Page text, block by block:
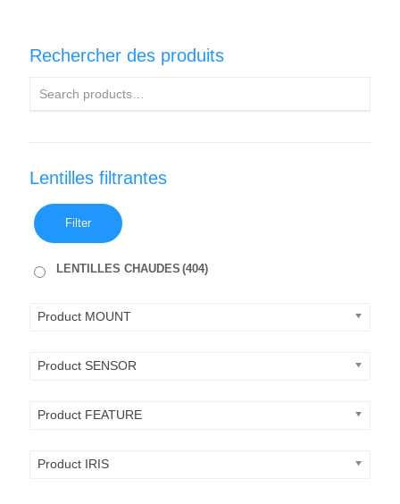
Rechercher des produits
Lentilles filtrantes
Filter
LENTILLES CHAUDES (404)
Product MOUNT
Product SENSOR
Product FEATURE
Product IRIS